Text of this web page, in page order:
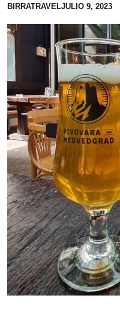
BIRRATRAVELJULIO 9, 2023